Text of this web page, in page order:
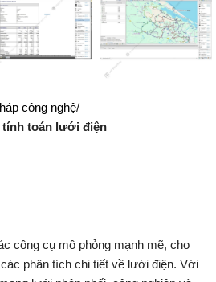
công nghệ
tính toán lưới điện
công cụ mô phỏng mạnh mẽ, cho
phân tích chi tiết về lưới điện. Với